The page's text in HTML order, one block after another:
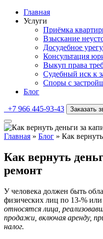
Главная
Услуги
Приёмка
Взыскание
Досудебное
Консультация
Выкуп права
Судебный иск к
Споры с
Блог
+7 966 445-93-43 Заказать
Главная » Блог » Как
Как вернуть
ремонт
У человека должен быть
физических лиц по 13-% или
относятся лица,
продажи, включая аренду,
налог.